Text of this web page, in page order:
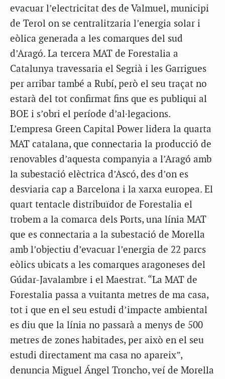
evacuar l’electricitat des de Valmuel, municipi
de Terol on se centralitzaria l’energia solar i
eòlica generada a les comarques del sud
d’Aragó. La tercera MAT de Forestalia a
Catalunya travessaria el Segrià i les Garrigues
per arribar també a Rubí, però el seu traçat no
estarà del tot confirmat fins que es publiqui al
BOE i s’obri el període d’al·legacions.
L’empresa Green Capital Power lidera la quarta
MAT catalana, que connectaria la producció de
renovables d’aquesta companyia a l’Aragó amb
la subestació elèctrica d’Ascó, des d’on es
desviaria cap a Barcelona i la xarxa europea. El
quart tentacle distribuïdor de Forestalia el
trobem a la comarca dels Ports, una línia MAT
que es connectaria a la subestació de Morella
amb l’objectiu d’evacuar l’energia de 22 parcs
eòlics ubicats a les comarques aragoneses del
Gúdar-Javalambre i el Maestrat. “La MAT de
Forestalia passa a vuitanta metres de ma casa,
tot i que en el seu estudi d’impacte ambiental
es diu que la línia no passarà a menys de 500
metres de zones habitades, per això en el seu
estudi directament ma casa no apareix”,
denuncia Miguel Ángel Troncho, veí de Morella